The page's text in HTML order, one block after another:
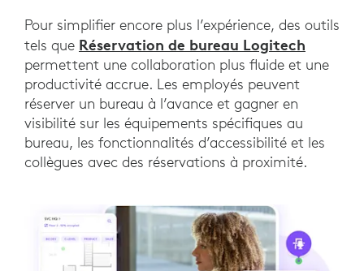
Pour simplifier encore plus l’expérience, des outils
tels que Réservation de bureau Logitech
permettent une collaboration plus fluide et une
productivité accrue. Les employés peuvent
réserver un bureau à l’avance et gagner en
visibilité sur les équipements spécifiques au
bureau, les fonctionnalités d’accessibilité et les
collègues avec des réservations à proximité.